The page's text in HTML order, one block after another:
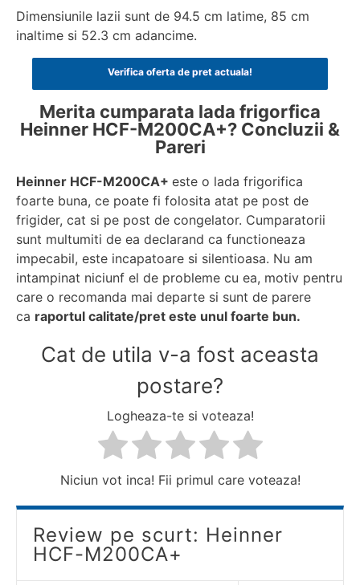
Dimensiunile lazii sunt de 94.5 cm latime, 85 cm
inaltime si 52.3 cm adancime.
Verifica oferta de pret actuala!
Merita cumparata lada frigorfica
Heinner HCF-M200CA+? Concluzii &
Pareri
Heinner HCF-M200CA+ este o lada frigorifica
foarte buna, ce poate fi folosita atat pe post de
frigider, cat si pe post de congelator. Cumparatorii
sunt multumiti de ea declarand ca functioneaza
impecabil, este incapatoare si silentioasa. Nu am
intampinat niciunf el de probleme cu ea, motiv pentru
care o recomanda mai departe si sunt de parere
ca raportul calitate/pret este unul foarte bun.
Cat de utila v-a fost aceasta
postare?
Logheaza-te si voteaza!
Niciun vot inca! Fii primul care voteaza!
Review pe scurt: Heinner
HCF-M200CA+